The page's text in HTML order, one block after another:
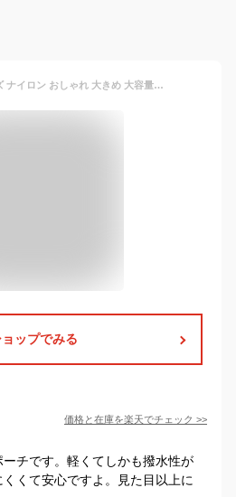
ウエストバッグ メンズ ナイロン おしゃれ 大きめ 大容量 軽量 軽い 撥水 防水 2way ボディバッグ シンプル カジュアル ブランド ヒップバッグ ウエストポーチ アウトドア スポーツ ランニング ウォーキング ジョギング バイク 自転車
ョップでみる
価格と在庫を楽天でチェック >>
チです。軽くてしかも撥水性が
くて安心ですよ。見た目以上に